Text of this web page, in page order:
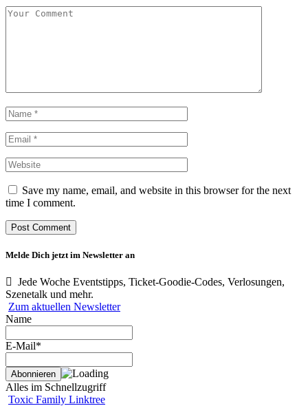
Save my name, email, and website in this browser for the next
time I comment.
Melde Dich jetzt im Newsletter an
Jede Woche Eventstipps, Ticket-Goodie-Codes, Verlosungen,
Szenetalk und mehr.
Zum aktuellen Newsletter
Name
E-Mail*
Alles im Schnellzugriff
Toxic Family Linktree